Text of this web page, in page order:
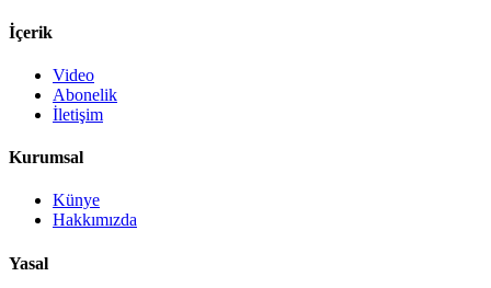
İçerik
Video
Abonelik
İletişim
Kurumsal
Künye
Hakkımızda
Yasal